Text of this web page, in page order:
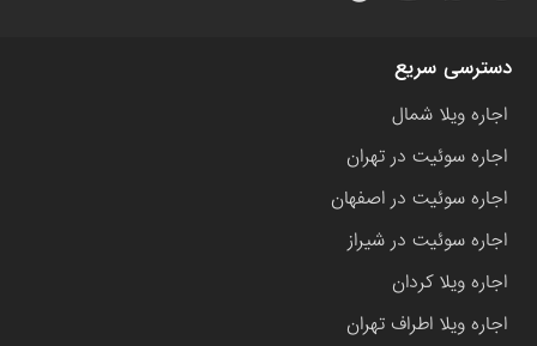
دسترسی سریع
اجاره ویلا شمال
اجاره سوئیت در تهران
اجاره سوئیت در اصفهان
اجاره سوئیت در شیراز
اجاره ویلا کردان
اجاره ویلا اطراف تهران